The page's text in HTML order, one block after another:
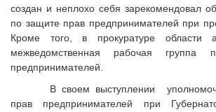
создан и неплохо себя зарекомендовал
по защите прав предпринимателей при
Кроме того, в прокуратуре области
межведомственная рабочая
предпринимателей.
В своем выступлении
прав предпринимателей при